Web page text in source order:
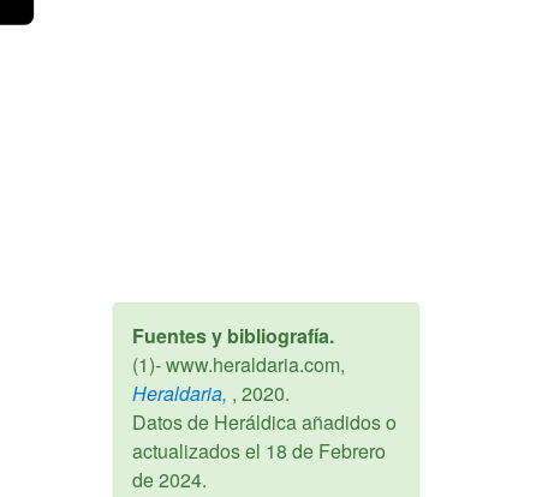
Fuentes y bibliografía.
(1)- www.heraldaria.com,
Heraldaria, , 2020.
Datos de Heráldica añadidos o
actualizados el 18 de Febrero
de 2024.